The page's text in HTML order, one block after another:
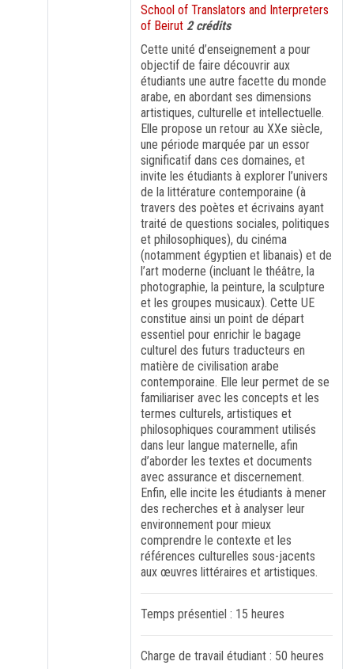
FORMATION PROFESSIONNELLE
School of Translators and Interpreters
of Beirut 2 crédits
Cette unité d’enseignement a pour
objectif de faire découvrir aux
étudiants une autre facette du monde
arabe, en abordant ses dimensions
artistiques, culturelle et intellectuelle.
Elle propose un retour au XXe siècle,
une période marquée par un essor
significatif dans ces domaines, et
invite les étudiants à explorer l’univers
de la littérature contemporaine (à
travers des poètes et écrivains ayant
traité de questions sociales, politiques
et philosophiques), du cinéma
(notamment égyptien et libanais) et de
l’art moderne (incluant le théâtre, la
photographie, la peinture, la sculpture
et les groupes musicaux). Cette UE
constitue ainsi un point de départ
essentiel pour enrichir le bagage
culturel des futurs traducteurs en
matière de civilisation arabe
contemporaine. Elle leur permet de se
familiariser avec les concepts et les
termes culturels, artistiques et
philosophiques couramment utilisés
dans leur langue maternelle, afin
d’aborder les textes et documents
avec assurance et discernement.
Enfin, elle incite les étudiants à mener
des recherches et à analyser leur
environnement pour mieux
comprendre le contexte et les
références culturelles sous-jacents
aux œuvres littéraires et artistiques.
Temps présentiel : 15 heures
Charge de travail étudiant : 50 heures